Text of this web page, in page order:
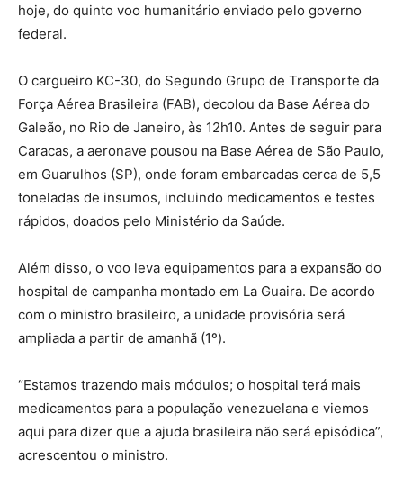
hoje, do quinto voo humanitário enviado pelo governo
federal.
O cargueiro KC-30, do Segundo Grupo de Transporte da
Força Aérea Brasileira (FAB), decolou da Base Aérea do
Galeão, no Rio de Janeiro, às 12h10. Antes de seguir para
Caracas, a aeronave pousou na Base Aérea de São Paulo,
em Guarulhos (SP), onde foram embarcadas cerca de 5,5
toneladas de insumos, incluindo medicamentos e testes
rápidos, doados pelo Ministério da Saúde.
Além disso, o voo leva equipamentos para a expansão do
hospital de campanha montado em La Guaira. De acordo
com o ministro brasileiro, a unidade provisória será
ampliada a partir de amanhã (1º).
“Estamos trazendo mais módulos; o hospital terá mais
medicamentos para a população venezuelana e viemos
aqui para dizer que a ajuda brasileira não será episódica”,
acrescentou o ministro.